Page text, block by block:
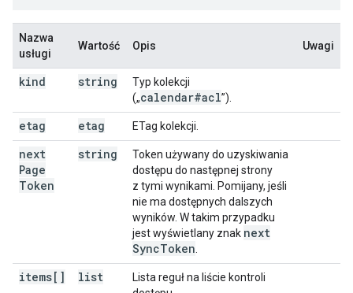
Nazwa
usługi
Wartość Opis Uwagi
kind string
Typ kolekcji
(„calendar#acl”).
etag etag ETag kolekcji.
next
Page
Token
string
Token używany do uzyskiwania
dostępu do następnej strony
z tymi wynikami. Pomijany, jeśli
nie ma dostępnych dalszych
wyników. W takim przypadku
jest wyświetlany znak next
SyncToken
items[] list
Lista reguł na liście kontroli